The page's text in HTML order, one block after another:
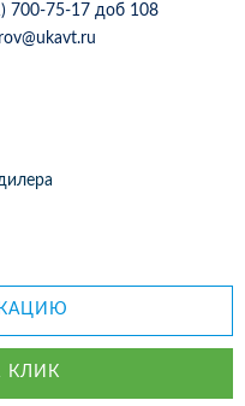
700-75-17 доб 108
КЛИК